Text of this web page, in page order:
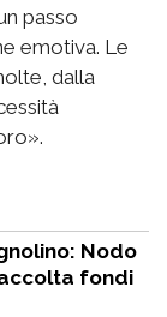
passo
emotiva. Le
dalla
Nodo
fondi